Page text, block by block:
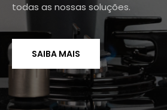
todas as nossas soluções.
SAIBA MAIS